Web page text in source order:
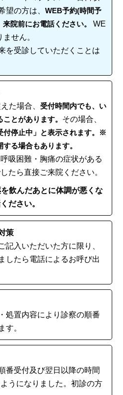
望の方は、WEB予約(時間予
院前にお電話ください。
WE
せん。
を受診していただくことは
た場合、 受付時間内でも、い
とがあります。 その場合、
付停止中」と表示されます。※
る場合もあります。
吸困難・胸痛の症状がある
たら直接ご来院ください。
飲んだあとに体調が悪くな
ださい。
策
記入いただいた方に限り、
したら電話によるお呼び出
処置内容により診察の順番
す。
番受付及び翌日以降の時間
うになりました。初診の⽅